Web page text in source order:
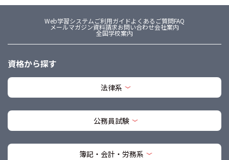
Web学習システムご利用ガイドよくあるご質問FAQ
メールマガジン資料請求お問い合わせ会社案内
全国学校案内
資格から探す
法律系
公務員試験
簿記・会計・労務系